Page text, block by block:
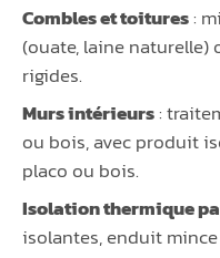
Combles et toitures:
(ouate, laine
rigides.
Murs intérieurs:
ou bois, avec produit
placo ou bois.
Isolation thermique
isolantes, enduit